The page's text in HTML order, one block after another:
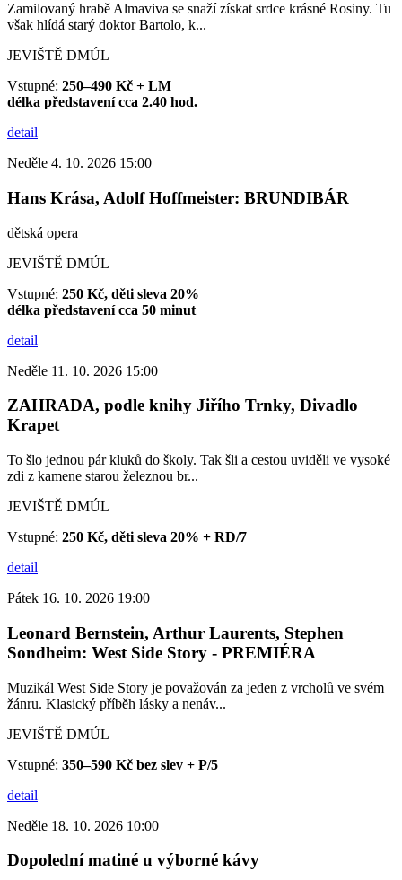
Zamilovaný hrabě Almaviva se snaží získat srdce krásné Rosiny. Tu
však hlídá starý doktor Bartolo, k...
JEVIŠTĚ DMÚL
Vstupné: 250–490 Kč + LM
délka představení cca 2.40 hod.
detail
Neděle 4. 10. 2026 15:00
Hans Krása, Adolf Hoffmeister: BRUNDIBÁR
dětská opera
JEVIŠTĚ DMÚL
Vstupné: 250 Kč, děti sleva 20%
délka představení cca 50 minut
detail
Neděle 11. 10. 2026 15:00
ZAHRADA, podle knihy Jiřího Trnky, Divadlo
Krapet
To šlo jednou pár kluků do školy. Tak šli a cestou uviděli ve vysoké
zdi z kamene starou železnou br...
JEVIŠTĚ DMÚL
Vstupné: 250 Kč, děti sleva 20% + RD/7
detail
Pátek 16. 10. 2026 19:00
Leonard Bernstein, Arthur Laurents, Stephen
Sondheim: West Side Story - PREMIÉRA
Muzikál West Side Story je považován za jeden z vrcholů ve svém
žánru. Klasický příběh lásky a nenáv...
JEVIŠTĚ DMÚL
Vstupné: 350–590 Kč bez slev + P/5
detail
Neděle 18. 10. 2026 10:00
Dopolední matiné u výborné kávy